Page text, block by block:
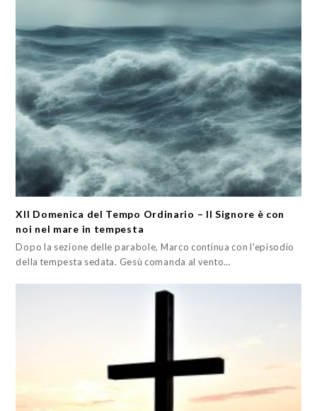
XII Domenica del Tempo Ordinario – Il Signore è con
noi nel mare in tempesta
Dopo la sezione delle parabole, Marco continua con l'episodio
della tempesta sedata. Gesù comanda al vento…